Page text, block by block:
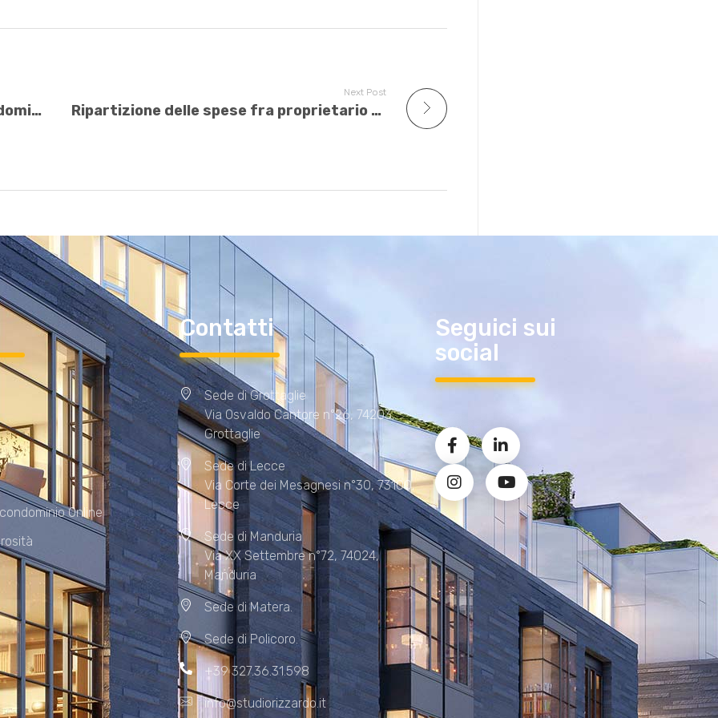
Conciliazione delle controversie condominiali. La legge
Next Post
Ripartizione delle spese fra proprietario e inquilino. Cosa devi sapere
Online
Contatti
Sede di Grottaglie
Via Osvaldo Cantore n°26, 74203,
Grottaglie
Sede di Lecce
Via Corte dei Mesagnesi n°30, 73100,
Lecce
Sede di Manduria
Via XX Settembre n°72, 74024,
Manduria
Sede di Matera.
Sede di Policoro.
+39 327.36.31.598
info@studiorizzardo.it
Seguici sui
social